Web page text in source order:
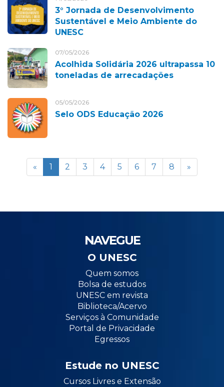
3° Jornada de Desenvolvimento
Sustentável e Meio Ambiente do
UNESC
07/05/2026
Acolhida Solidária 2026 ultrapassa 10
toneladas de arrecadações
05/05/2026
Selo ODS Educação 2026
« 1 2 3 4 5 6 7 8 »
NAVEGUE
O UNESC
Quem somos
Bolsa de estudos
UNESC em revista
Biblioteca/Acervo
Serviços à Comunidade
Portal de Privacidade
Egressos
Estude no UNESC
Cursos Livres e Extensão